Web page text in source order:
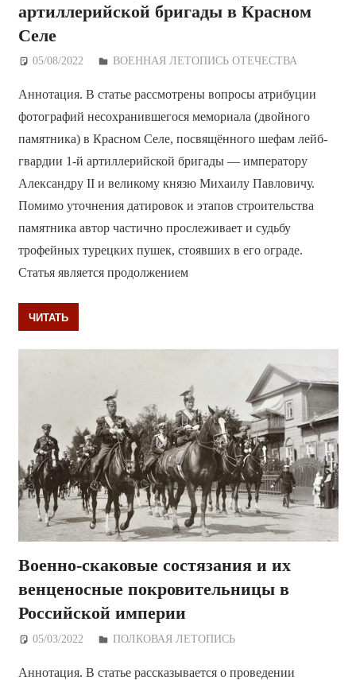
артиллерийской бригады в Красном
Селе
05/08/2022 Дежурный по Редакции
ВОЕННАЯ ЛЕТОПИСЬ ОТЕЧЕСТВА
Аннотация. В статье рассмотрены вопросы атрибуции
фотографий несохранившегося мемориала (двойного
памятника) в Красном Селе, посвящённого шефам лейб-
гвардии 1-й артиллерийской бригады — императору
Александру II и великому князю Михаилу Павловичу.
Помимо уточнения датировок и этапов строительства
памятника автор частично прослеживает и судьбу
трофейных турецких пушек, стоявших в его ограде.
Статья является продолжением
ЧИТАТЬ
Военно-скаковые состязания и их
венценосные покровительницы в
Российской империи
05/03/2022 Дежурный по Редакции
ПОЛКОВАЯ ЛЕТОПИСЬ
Аннотация. В статье рассказывается о проведении